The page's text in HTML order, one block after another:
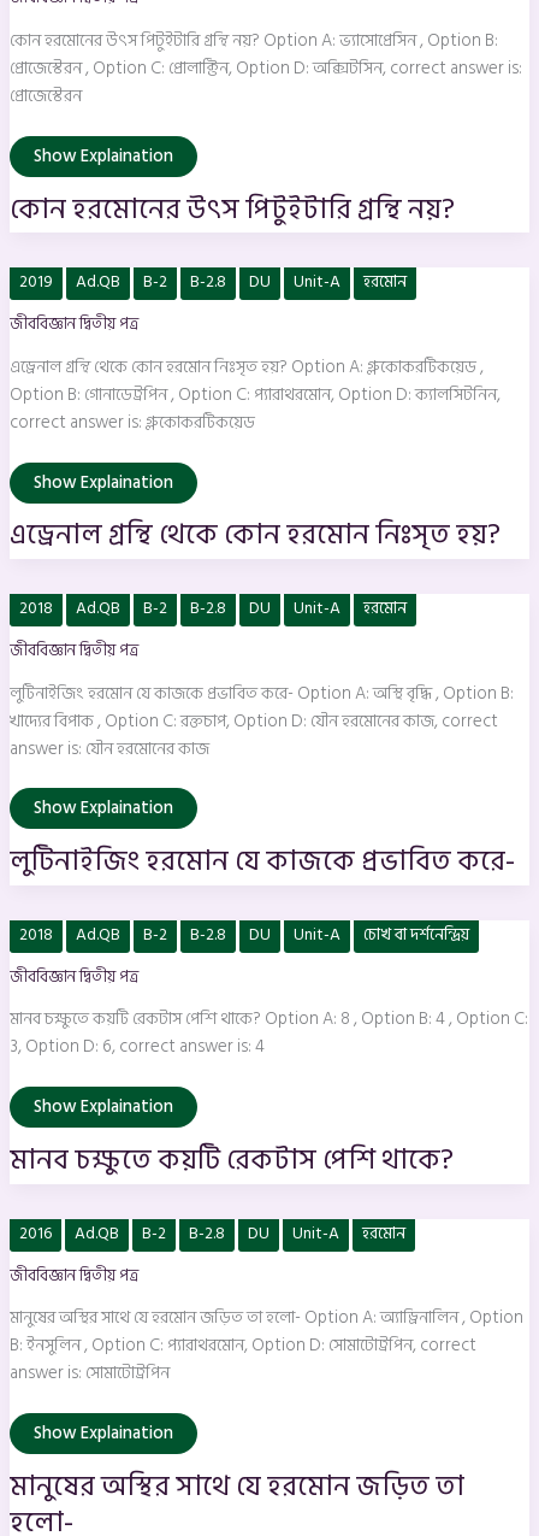
কোন হরমােনের উৎস পিটুইটারি গ্রন্থি নয়? Option A: ভ্যাসােপ্রেসিন , Option B:
প্রােজেস্টেরন , Option C: প্রোলাক্টিন, Option D: অক্সিটসিন, correct answer is:
প্রােজেস্টেরন
নয়?
Show Explaination
কোন হরমােনের উৎস পিটুইটারি গ্রন্থি নয়?
2019 Ad.QB B-2 B-2.8 DU Unit-A
হরমোন
জীববিজ্ঞান দ্বিতীয় পত্র
এড্রেনাল গ্রন্থি থেকে কোন হরমােন নিঃসৃত হয়? Option A: গ্লুকোকরটিকয়েড ,
Option B: গােনাডেট্রপিন , Option C: প্যারাথরমােন, Option D: ক্যালসিটনিন,
correct answer is: গ্লুকোকরটিকয়েড
এড্রেনাল
গ্রন্থি
থেকে
কোন
নিঃসৃত
হয়?
Show Explaination
এড্রেনাল গ্রন্থি থেকে কোন হরমােন নিঃসৃত হয়?
2018 Ad.QB B-2 B-2.8 DU Unit-A
হরমোন
জীববিজ্ঞান দ্বিতীয় পত্র
লুটিনাইজিং হরমােন যে কাজকে প্রভাবিত করে- Option A: অস্থি বৃদ্ধি , Option B:
খাদ্যের বিপাক , Option C: রক্তচাপ, Option D: যৌন হরমােনের কাজ, correct
answer is: যৌন হরমােনের কাজ
লুটিনাইজিং
হরমােন
যে
কাজকে
করে-
Show Explaination
লুটিনাইজিং হরমােন যে কাজকে প্রভাবিত করে-
2018 Ad.QB B-2 B-2.8 DU Unit-A
চোখ বা দর্শনেন্দ্রিয়
জীববিজ্ঞান দ্বিতীয় পত্র
মানব চক্ষুতে কয়টি রেকটাস পেশি থাকে? Option A: 8 , Option B: 4 , Option C:
3, Option D: 6, correct answer is: 4
মানব
চক্ষুতে
কয়টি
রেকটাস
থাকে?
Show Explaination
মানব চক্ষুতে কয়টি রেকটাস পেশি থাকে?
2016 Ad.QB B-2 B-2.8 DU Unit-A
হরমোন
জীববিজ্ঞান দ্বিতীয় পত্র
মানুষের অস্থির সাথে যে হরমােন জড়িত তা হলাে- Option A: অ্যাড্রিনালিন , Option
B: ইনসুলিন , Option C: প্যারাথরমােন, Option D: সােমাটোট্রপিন, correct
answer is: সােমাটোট্রপিন
মানুষের
অস্থির
সাথে
যে
জড়িত
তা
হলাে-
Show Explaination
মানুষের অস্থির সাথে যে হরমােন জড়িত তা
হলাে-